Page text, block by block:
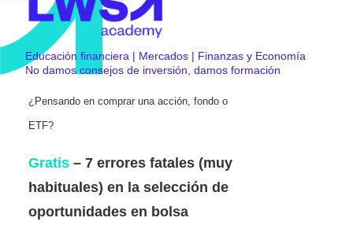
Educación financiera | Mercados | Finanzas y Economía
No damos consejos de inversión, damos formación
¿Pensando en comprar una acción, fondo o
ETF?
Gratis – 7 errores fatales (muy
habituales) en la selección de
oportunidades en bolsa